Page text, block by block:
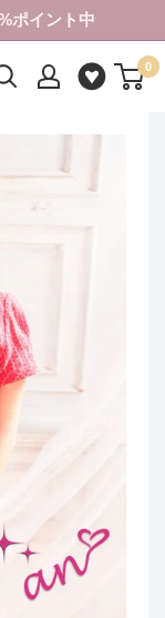
ポイント中
0